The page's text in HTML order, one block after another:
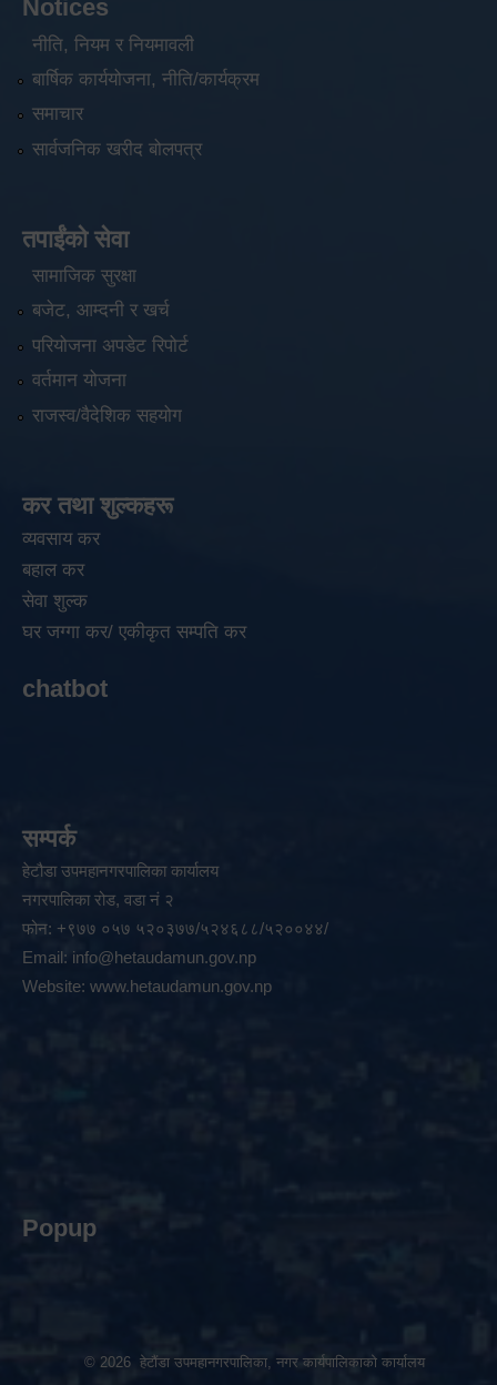
Notices
नीति, नियम र नियमावली
बार्षिक कार्ययोजना, नीति/कार्यक्रम
समाचार
सार्वजनिक खरीद बोलपत्र
तपाईंको सेवा
सामाजिक सुरक्षा
बजेट, आम्दनी र खर्च
परियोजना अपडेट रिपोर्ट
वर्तमान योजना
राजस्व/वैदेशिक सहयोग
कर तथा शुल्कहरू
व्यवसाय कर
बहाल कर
सेवा शुल्क
घर जग्गा कर/ एकीकृत सम्पति कर
chatbot
सम्पर्क
हेटौडा उपमहानगरपालिका कार्यालय
नगरपालिका रोड, वडा नं २
फोन: +९७७ ०५७ ५२०३७७/५२४६८८/५२००४४/
Email: info@hetaudamun.gov.np
Website: www.hetaudamun.gov.np
Popup
© 2026 हेटौंडा उपमहानगरपालिका, नगर कार्यपालिकाको कार्यालय